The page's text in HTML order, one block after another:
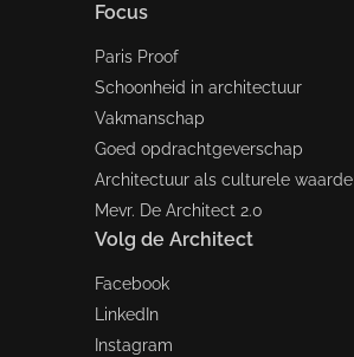
Focus
Paris Proof
Schoonheid in architectuur
Vakmanschap
Goed opdrachtgeverschap
Architectuur als culturele waarde
Mevr. De Architect 2.0
Volg de Architect
Facebook
LinkedIn
Instagram